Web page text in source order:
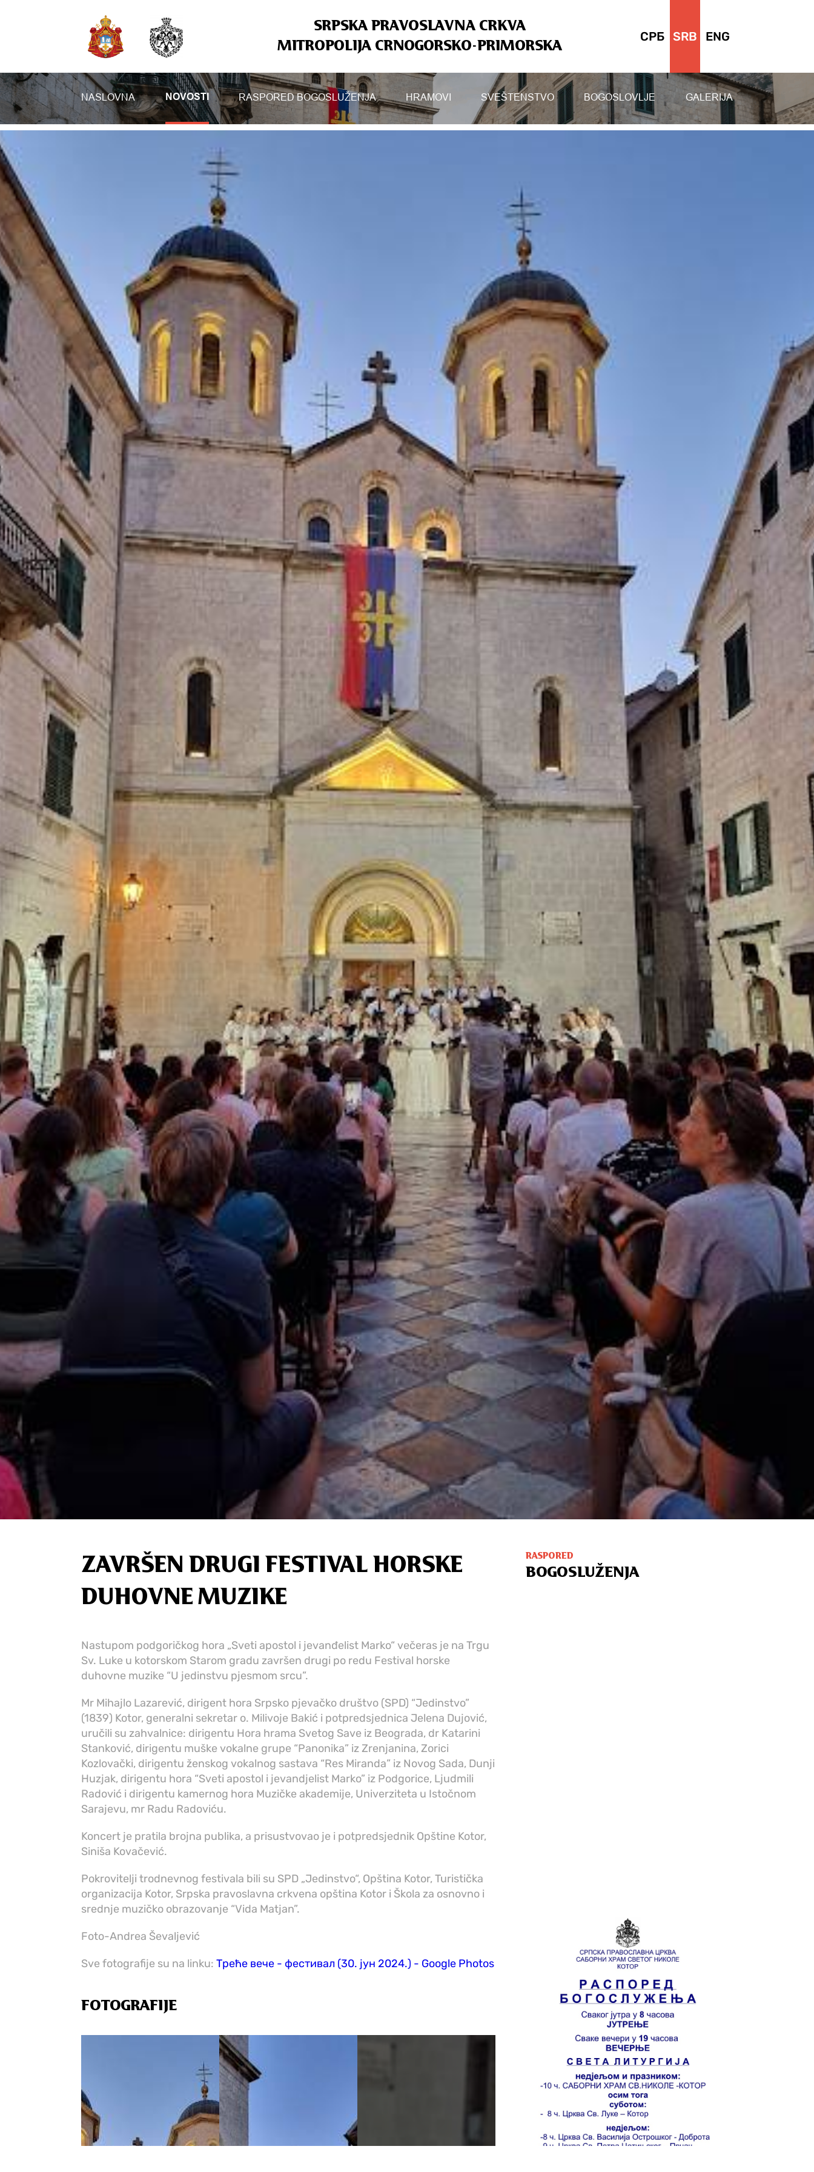
SRPSKA PRAVOSLAVNA CRKVA
MITROPOLIJA CRNOGORSKO-PRIMORSKA
СРБ SRB ENG
NASLOVNA NOVOSTI RASPORED BOGOSLUŽENJA HRAMOVI SVEŠTENSTVO BOGOSLOVLJE GALERIJA
ZAVRŠEN DRUGI FESTIVAL HORSKE
DUHOVNE MUZIKE
Nastupom podgoričkog hora „Sveti apostol i jevanđelist Marko“ večeras je na Trgu
Sv. Luke u kotorskom Starom gradu završen drugi po redu Festival horske
duhovne muzike “U jedinstvu pjesmom srcu”.
Mr Mihajlo Lazarević, dirigent hora Srpsko pjevačko društvo (SPD) “Jedinstvo”
(1839) Kotor, generalni sekretar o. Milivoje Bakić i potpredsjednica Jelena Dujović,
uručili su zahvalnice: dirigentu Hora hrama Svetog Save iz Beograda, dr Katarini
Stanković, dirigentu muške vokalne grupe “Panonika” iz Zrenjanina, Zorici
Kozlovački, dirigentu ženskog vokalnog sastava “Res Miranda” iz Novog Sada, Dunji
Huzjak, dirigentu hora “Sveti apostol i jevandjelist Marko” iz Podgorice, Ljudmili
Radović i dirigentu kamernog hora Muzičke akademije, Univerziteta u Istočnom
Sarajevu, mr Radu Radoviću.
Koncert je pratila brojna publika, a prisustvovao je i potpredsjednik Opštine Kotor,
Siniša Kovačević.
Pokrovitelji trodnevnog festivala bili su SPD „Jedinstvo“, Opština Kotor, Turistička
organizacija Kotor, Srpska pravoslavna crkvena opština Kotor i Škola za osnovno i
srednje muzičko obrazovanje “Vida Matjan”.
Foto-Andrea Ševaljević
Sve fotografije su na linku:Треће вече - фестивал (30. јун 2024.) - Google Photos
FOTOGRAFIJE
RASPORED
BOGOSLUŽENJA